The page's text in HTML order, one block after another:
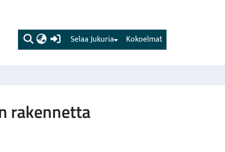
(current) Kokoelmat
Selaa Jukuria
rakennetta